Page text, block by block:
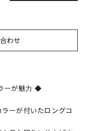
わせ
ーが魅力 ◆
ーが付いたロングコ